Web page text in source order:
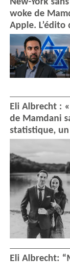
New-York
woke de
Apple. L’édito
Eli Albrecht :
de Mamdani
statistique,
Eli Albrecht: